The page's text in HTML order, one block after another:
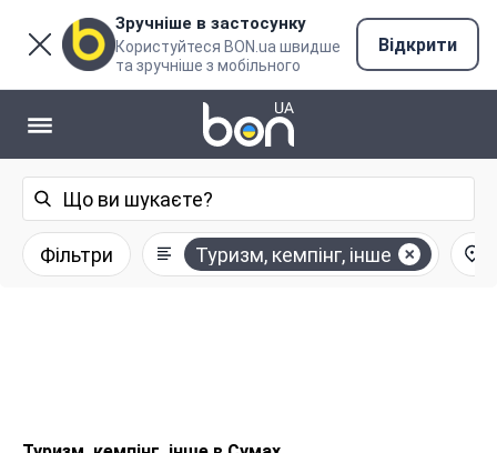
Зручніше в застосунку
Користуйтеся BON.ua швидше
та зручніше з мобільного
Відкрити
Фільтри Туризм, кемпінг, інше